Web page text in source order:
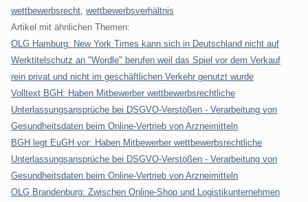
wettbewerbsrecht wettbewerbsverhältnis
Artikel mit ähnlichen Themen:
OLG Hamburg: New York Times kann sich in Deutschland nicht auf
Werktitelschutz an "Wordle" berufen weil das Spiel vor dem Verkauf
rein privat und nicht im geschäftlichen Verkehr genutzt wurde
Volltext BGH: Haben Mitbewerber wettbewerbsrechtliche
Unterlassungsansprüche bei DSGVO-Verstößen - Verarbeitung von
Gesundheitsdaten beim Online-Vertrieb von Arzneimitteln
BGH legt EuGH vor: Haben Mitbewerber wettbewerbsrechtliche
Unterlassungsansprüche bei DSGVO-Verstößen - Verarbeitung von
Gesundheitsdaten beim Online-Vertrieb von Arzneimitteln
OLG Brandenburg: Zwischen Online-Shop und Logistikunternehmen